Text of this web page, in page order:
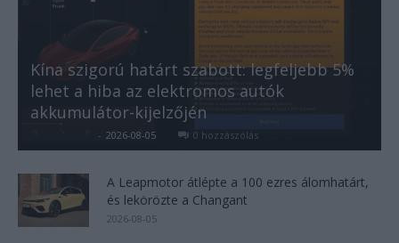
Kína szigorú határt szabott: legfeljebb 5%
lehet a hiba az elektromos autók
akkumulátor-kijelzőjén
- 2026-08-05 0 hozzászólás
A Leapmotor átlépte a 100 ezres álomhatárt,
és lekörözte a Changant
2026-08-05